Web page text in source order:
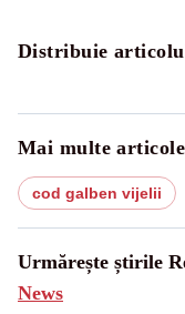
Distribuie
Mai multe
cod galben vijelii
Urmărește știrile
News